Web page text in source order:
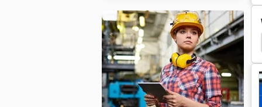
Baykal Tafelschere Baykal Ermak